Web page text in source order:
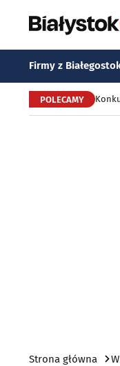
Firmy z
POLECAMY
Strona główna